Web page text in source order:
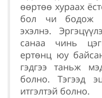
өөртөө хураах
бол чи бодож
эхэлнэ.
санаа чинь
ертөнц юу
гэдгээ таньж
болно. Тэгээд
итгэлтэй болно.